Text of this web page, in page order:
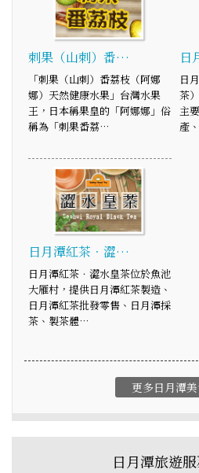
刺果（山刺）番…
「刺果（山刺）番荔枝（阿娜
娜）天然健康水果」台灣水果
王，日本稱果皇的「阿娜娜」俗
稱為「刺果番荔…
日
日
茶
主
產
日月潭紅茶．澀…
日月潭紅茶．澀水皇茶位於魚池
大雁村，提供日月潭紅茶製造、
日月潭紅茶批發零售、日月潭採
茶、製茶體…
更多日月潭
日月潭旅遊